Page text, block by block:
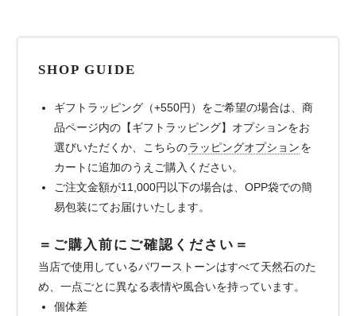
SHOP GUIDE
ギフトラッピング（+550円）をご希望の場合は、商
品ページ内の【ギフトラッピング】オプションをお
選びいただくか、こちらのラッピングオプションを
カートに追加のうえご購入ください。
ご注文金額が11,000円以下の場合は、OPP袋での簡
易包装にてお届けいたします。
＝ご購入前にご確認ください＝
当店で使用しているパワーストーンはすべて天然石のた
め、一点ごとに異なる表情や風合いを持っています。
個体差